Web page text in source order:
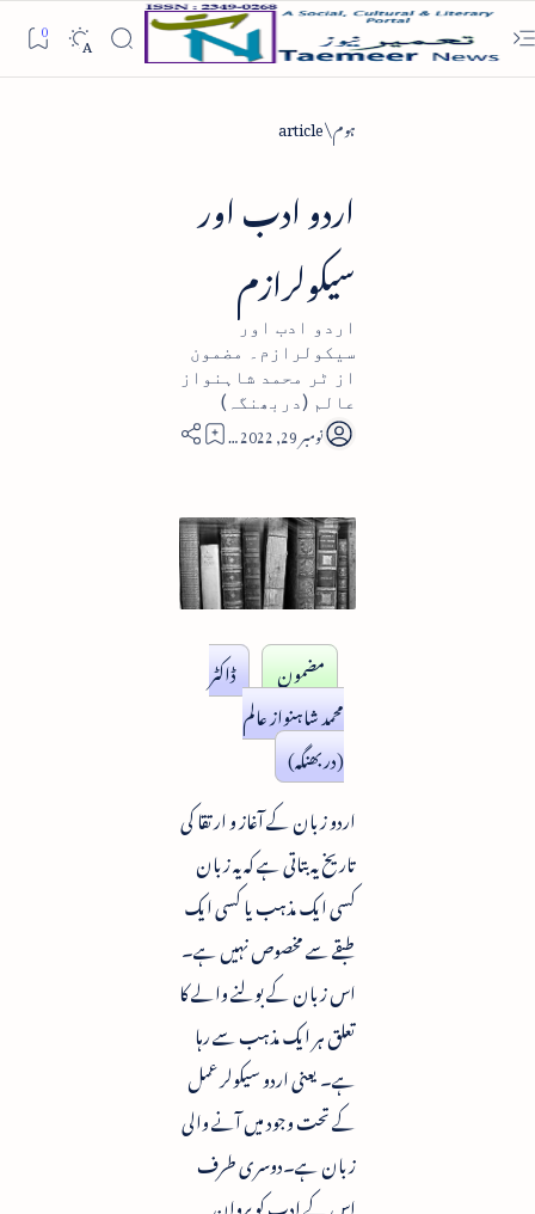
ہوم article
اردو ادب اور
سیکولرازم
اردو ادب اور
سیکولرازم۔ مضمون
از ٹر محمد شاہنواز
عالم (دربھنگہ)
7
مضمون
ڈاکٹر
محمد شاہنواز عالم
(دربھنگہ)
اردو زبان کے آغاز و ارتقا کی
تاریخ یہ بتاتی ہے کہ یہ زبان
کسی ایک مذہب یا کسی ایک
طبقے سے مخصوص نہیں ہے۔
اس زبان کے بولنے والے کا
تعلق ہر ایک مذہب سے رہا
ہے۔ یعنی اردو سیکولر عمل
کے تحت وجود میں آنے والی
زبان ہے۔دوسری طرف